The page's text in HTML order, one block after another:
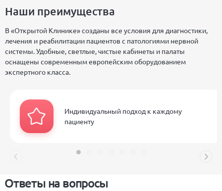
Ответы на вопросы
Наши преимущества
В «Открытой Клинике» созданы все условия для диагностики,
лечения и реабилитации пациентов с патологиями нервной
системы. Удобные, светлые, чистые кабинеты и палаты
оснащены современным европейским оборудованием
экспертного класса.
Индивидуальный подход к каждому
пациенту